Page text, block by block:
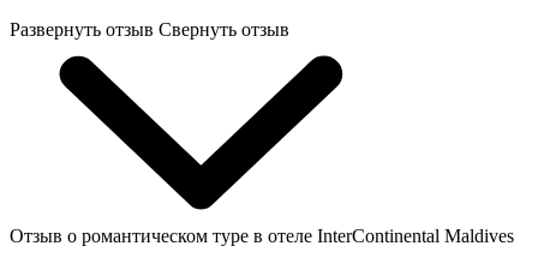
Развернуть отзыв Свернуть отзыв
Отзыв о романтическом туре в отеле InterContinental Maldives